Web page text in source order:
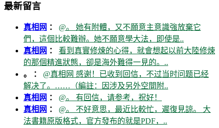
最新留言
真相网 ： @。 她有附體，又不願意主意識強放棄它
們，這個比較難辦。她不願意學大法，即使是..
真相网 ： 看到真實修煉的心得，就會想起以前大陸修煉
的那個精進狀態，卻是海外難得一見的。..
。 ： @真相网 感谢！已收到回信，不过当时问题已经
解决了。……（編註：因涉及另外空間附..
真相网 ： @。 有回信，请参考，祝好！
真相网 ： @。 不好意思，最近比較忙，遲復見諒。 大
法書籍原版格式，官方發布的就是PDF，..